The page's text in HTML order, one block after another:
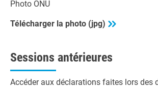
Photo ONU
Télécharger la photo (jpg)
Sessions antérieures
Accéder aux déclarations faites lors des